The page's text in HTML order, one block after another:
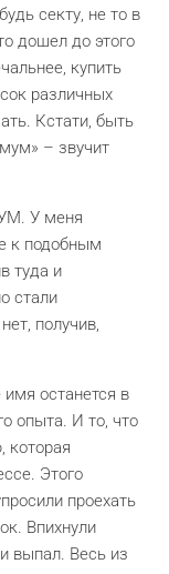
секту, не то в
дошел до этого
купить
различных
Кстати, быть
– звучит
У меня
к подобным
туда и
стали
получив,
имя останется в
опыта. И то, что
которая
Этого
проехать
Впихнули
выпал. Весь из